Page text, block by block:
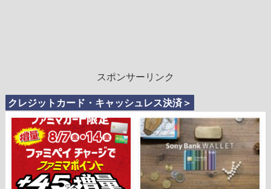
スポンサーリンク
クレジットカード・キャッシュレス決済＞